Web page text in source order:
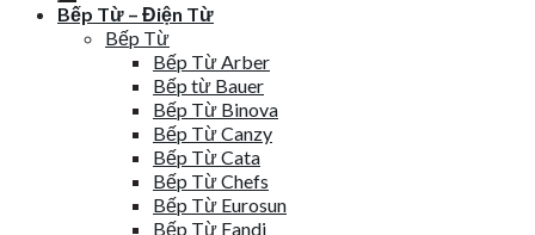
Bếp Từ – Điện Từ
Bếp Từ
Bếp Từ Arber
Bếp từ Bauer
Bếp Từ Binova
Bếp Từ Canzy
Bếp Từ Cata
Bếp Từ Chefs
Bếp Từ Eurosun
Bếp Từ Fandi